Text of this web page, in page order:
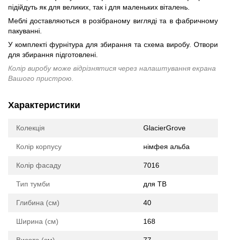
підійдуть як для великих, так і для маленьких віталень.
Меблі доставляються в розібраному вигляді та в фабричному
пакуванні.
У комплекті фурнітура для збирання та схема виробу. Отвори
для збирання підготовлені.
Колір виробу може відрізнятися через налаштування екрана
Вашого пристрою.
Характеристики
Колекція GlacierGrove
Колір корпусу німфея альба
Колір фасаду 7016
Тип тумби для ТВ
Глибина (см) 40
Ширина (см) 168